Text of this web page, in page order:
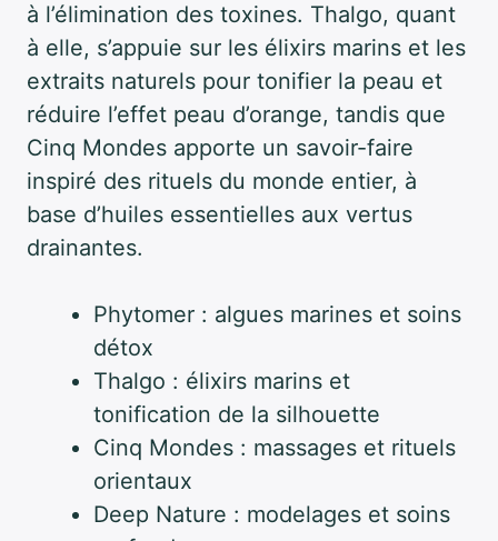
à l’élimination des toxines. Thalgo, quant
à elle, s’appuie sur les élixirs marins et les
extraits naturels pour tonifier la peau et
réduire l’effet peau d’orange, tandis que
Cinq Mondes apporte un savoir-faire
inspiré des rituels du monde entier, à
base d’huiles essentielles aux vertus
drainantes.
Phytomer : algues marines et soins
détox
Thalgo : élixirs marins et
tonification de la silhouette
Cinq Mondes : massages et rituels
orientaux
Deep Nature : modelages et soins